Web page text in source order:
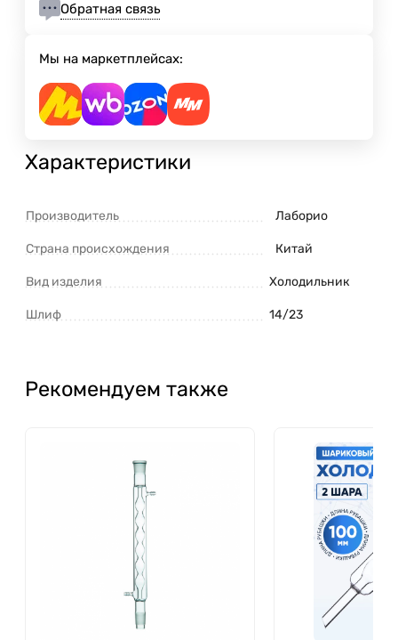
Обратная связь
Мы на маркетплейсах:
Характеристики
Производитель Лаборио
Страна происхождения Китай
Вид изделия Холодильник
Шлиф 14/23
Рекомендуем также